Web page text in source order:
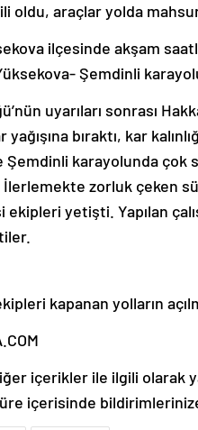
oldu, araçlar yolda
ilçesinde akşam
Şemdinli
uyarıları sonrası
bıraktı, kar
karayolunda çok
zorluk çeken
yetişti. Yapılan
kapanan yolların
içerikler ile ilgili olarak
içerisinde